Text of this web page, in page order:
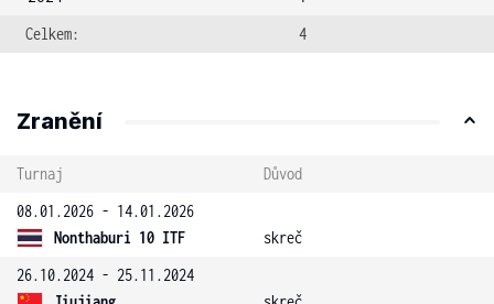
Celkem:
4
Zranění
Turnaj
Důvod
08.01.2026 - 14.01.2026
Nonthaburi 10 ITF
skreč
26.10.2024 - 25.11.2024